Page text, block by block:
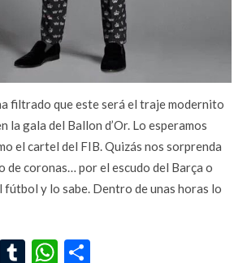
filtrado que este será el traje modernito
la gala del Ballon d’Or. Lo esperamos
el cartel del FIB. Quizás nos sorprenda
de coronas… por el escudo del Barça o
fútbol y lo sabe. Dentro de unas horas lo
Pinterest
TumblrWhatsApp